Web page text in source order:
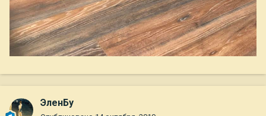
ЭленБу